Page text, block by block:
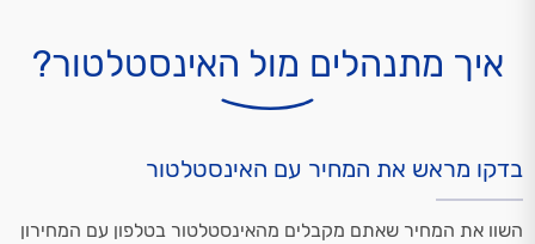
איך מתנהלים מול האינסטלטור?
בדקו מראש את המחיר עם האינסטלטור
השוו את המחיר שאתם מקבלים מהאינסטלטור בטלפון עם המחירון